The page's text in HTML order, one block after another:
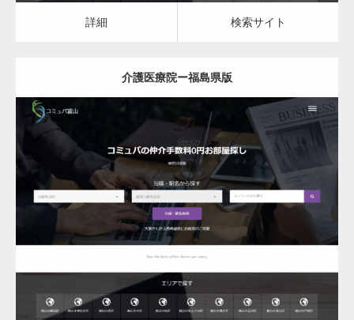
詳細 検索サイト
介護医療院ー福島県版
更新日： 2023.03.09
介護医療院
詳細 検索サイト
究極的に実用性を重視した「フッターバー」
高度な広告管理機能を搭載。広告のランダム
表示やショートコード…
ズーム・スライド・フェードの3種類から選
択可能な洗練されたホ…